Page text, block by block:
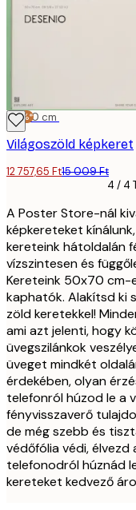
-15%*
50x70 cm
Világoszöld képkeret
12 757,65 Ft15 009 Ft
4 / 4
A Poster Store-nál
képkereteket
kereteink hátoldalán
vízszintesen és
Kereteink 50x70
kaphatók. Alakítsd ki
zöld keretekkel!
ami azt jelenti, hogy
üvegszilánkok
üveget mindkét
érdekében, olyan
telefonról húzod le a
fényvisszaverő
de még szebb és
védőfólia védi,
telefonodról húznád
kereteket kedvező